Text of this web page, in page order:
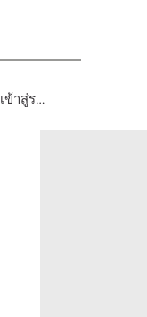
เข้าสู่ระบบ